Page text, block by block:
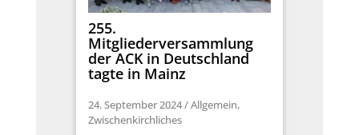
255.
Mitgliederversammlung
der ACK in Deutschland
tagte in Mainz
24. September 2024/Allgemein,
Zwischenkirchliches